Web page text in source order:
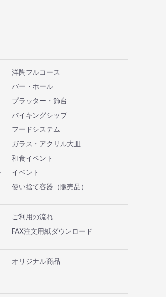
洋陶フルコース
バー・ホール
プラッター・飾台
バイキングシップ
フードシステム
ガラス・アクリル大皿
和食イベント
イベント
使い捨て容器（販売品）
ご利用の流れ
FAX注文用紙ダウンロード
オリジナル商品